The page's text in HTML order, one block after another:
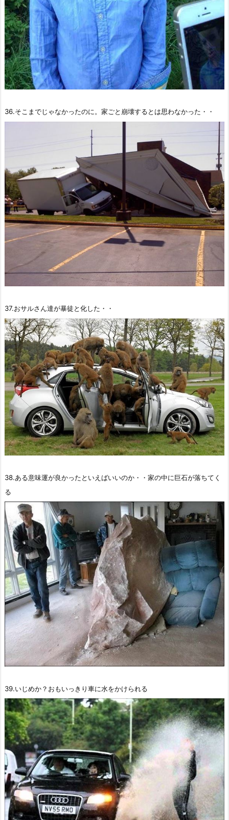
36.そこまでじゃなかったのに。家ごと崩壊するとは思わなかった・・
37.おサルさん達が暴徒と化した・・
38.ある意味運が良かったといえばいいのか・・家の中に巨石が落ちてく
る
39.いじめか？おもいっきり車に水をかけられる